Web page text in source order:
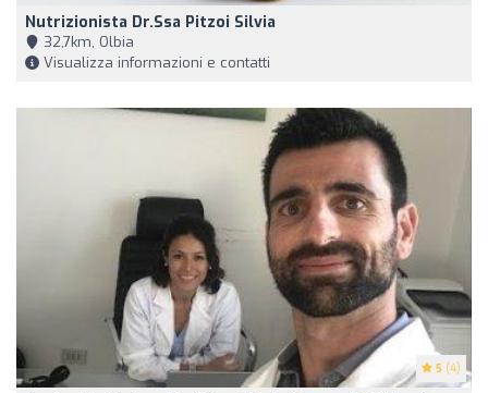
Nutrizionista Dr.ssa Pitzoi Silvia
32,7km, Olbia
Visualizza informazioni e contatti
5 (4)